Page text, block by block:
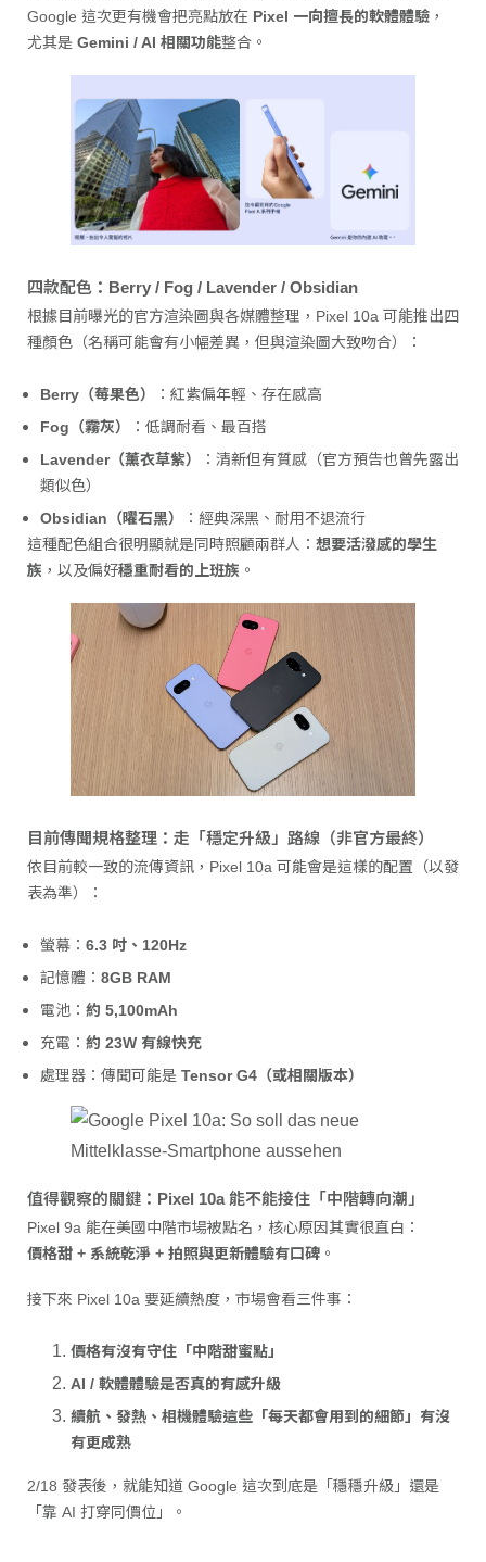
Google 這次更有機會把亮點放在 Pixel 一向擅長的軟體體驗 ，
尤其是 Gemini / AI 相關功能整合。
四款配色：Berry / Fog / Lavender / Obsidian
根據目前曝光的官方渲染圖與各媒體整理，Pixel 10a 可能推出四
種顏色（名稱可能會有小幅差異，但與渲染圖大致吻合）：
Berry（莓果色）
：紅紫偏年輕、存在感高
Fog（霧灰）
：低調耐看、最百搭
Lavender（薰衣草紫）
：清新但有質感（官方預告也曾先露出
類似色）
Obsidian（曜石黑）
：經典深黑、耐用不退流行
這種配色組合很明顯就是同時照顧兩群人： 想要活潑感的學生
族 ，以及偏好穩重耐看的上班族 。
目前傳聞規格整理：走「穩定升級」路線（非官方最終）
依目前較一致的流傳資訊，Pixel 10a 可能會是這樣的配置（以發
表為準）：
螢幕： 6.3 吋、120Hz
記憶體： 8GB RAM
電池： 約 5,100mAh
充電： 約 23W 有線快充
處理器：傳聞可能是 Tensor G4（或相關版本）
值得觀察的關鍵：Pixel 10a 能不能接住「中階轉向潮」
Pixel 9a 能在美國中階市場被點名，核心原因其實很直白：
價格甜 + 系統乾淨 + 拍照與更新體驗有口碑 。
接下來 Pixel 10a 要延續熱度，市場會看三件事：
價格有沒有守住「中階甜蜜點」
AI / 軟體體驗是否真的有感升級
續航、發熱、相機體驗這些「每天都會用到的細節」有沒
有更成熟
2/18 發表後，就能知道 Google 這次到底是「穩穩升級」還是
「靠 AI 打穿同價位」。